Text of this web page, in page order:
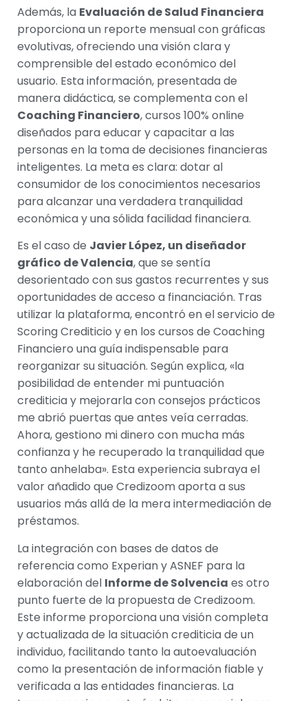
Además, la Evaluación de Salud Financiera
proporciona un reporte mensual con gráficas
evolutivas, ofreciendo una visión clara y
comprensible del estado económico del
usuario. Esta información, presentada de
manera didáctica, se complementa con el
Coaching Financiero, cursos 100% online
diseñados para educar y capacitar a las
personas en la toma de decisiones financieras
inteligentes. La meta es clara: dotar al
consumidor de los conocimientos necesarios
para alcanzar una verdadera tranquilidad
económica y una sólida facilidad financiera.
Es el caso de Javier López, un diseñador
gráfico de Valencia, que se sentía
desorientado con sus gastos recurrentes y sus
oportunidades de acceso a financiación. Tras
utilizar la plataforma, encontró en el servicio de
Scoring Crediticio y en los cursos de Coaching
Financiero una guía indispensable para
reorganizar su situación. Según explica, «la
posibilidad de entender mi puntuación
crediticia y mejorarla con consejos prácticos
me abrió puertas que antes veía cerradas.
Ahora, gestiono mi dinero con mucha más
confianza y he recuperado la tranquilidad que
tanto anhelaba». Esta experiencia subraya el
valor añadido que Credizoom aporta a sus
usuarios más allá de la mera intermediación de
préstamos.
La integración con bases de datos de
referencia como Experian y ASNEF para la
elaboración del Informe de Solvencia es otro
punto fuerte de la propuesta de Credizoom.
Este informe proporciona una visión completa
y actualizada de la situación crediticia de un
individuo, facilitando tanto la autoevaluación
como la presentación de información fiable y
verificada a las entidades financieras. La